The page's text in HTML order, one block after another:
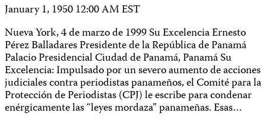
January 1, 1950 12:00 AM EST
Nueva York, 4 de marzo de 1999 Su Excelencia Ernesto
Pérez Balladares Presidente de la República de Panamá
Palacio Presidencial Ciudad de Panamá, Panamá Su
Excelencia: Impulsado por un severo aumento de acciones
judiciales contra periodistas panameños, el Comité para la
Protección de Periodistas (CPJ) le escribe para condenar
enérgicamente las “leyes mordaza” panameñas. Esas…